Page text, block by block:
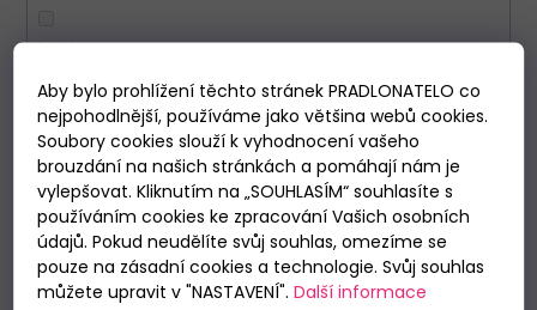
Aby bylo prohlížení těchto stránek PRADLONATELO co
nejpohodlnější, používáme jako většina webů cookies.
Soubory cookies slouží k vyhodnocení vašeho
brouzdání na našich stránkách a pomáhají nám je
vylepšovat. Kliknutím na „SOUHLASÍM“ souhlasíte s
používáním cookies ke zpracování Vašich osobních
údajů. Pokud neudělíte svůj souhlas, omezíme se
pouze na zásadní cookies a technologie. Svůj souhlas
můžete upravit v "NASTAVENÍ". Další informace
bavlna 0
polyester/elastan 0
bambus/elastan 0
Výrobce
Andrie 0